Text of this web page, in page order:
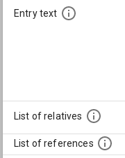
Entry text
List of relatives
List of references